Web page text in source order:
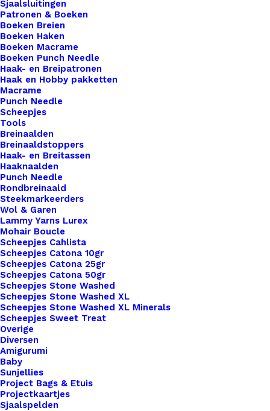
Sjaalsluitingen
Patronen & Boeken
Boeken Breien
Boeken Haken
Boeken Macrame
Boeken Punch Needle
Haak- en Breipatronen
Haak en Hobby pakketten
Macrame
Punch Needle
Scheepjes
Tools
Breinaalden
Breinaaldstoppers
Haak- en Breitassen
Haaknaalden
Punch Needle
Rondbreinaald
Steekmarkeerders
Wol & Garen
Lammy Yarns Lurex
Mohair Boucle
Scheepjes Cahlista
Scheepjes Catona 10gr
Scheepjes Catona 25gr
Scheepjes Catona 50gr
Scheepjes Stone Washed
Scheepjes Stone Washed XL
Scheepjes Stone Washed XL Minerals
Scheepjes Sweet Treat
Overige
Diversen
Amigurumi
Baby
Sunjellies
Project Bags & Etuis
Projectkaartjes
Sjaalspelden
2 op voorraad
Leren
Tas
Hengsel
Lengte
40cm
Olijf
aantal
Artikelnummer
Categorie
Binnen 1-3 werkdagen verzonden
Veilig betalen
Unieke en kwaliteitsproducten
Overzicht
Nog meer leuks!